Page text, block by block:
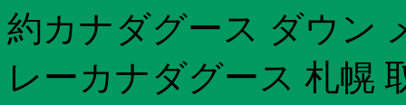
約カナダグース ダウン
レーカナダグース 札幌